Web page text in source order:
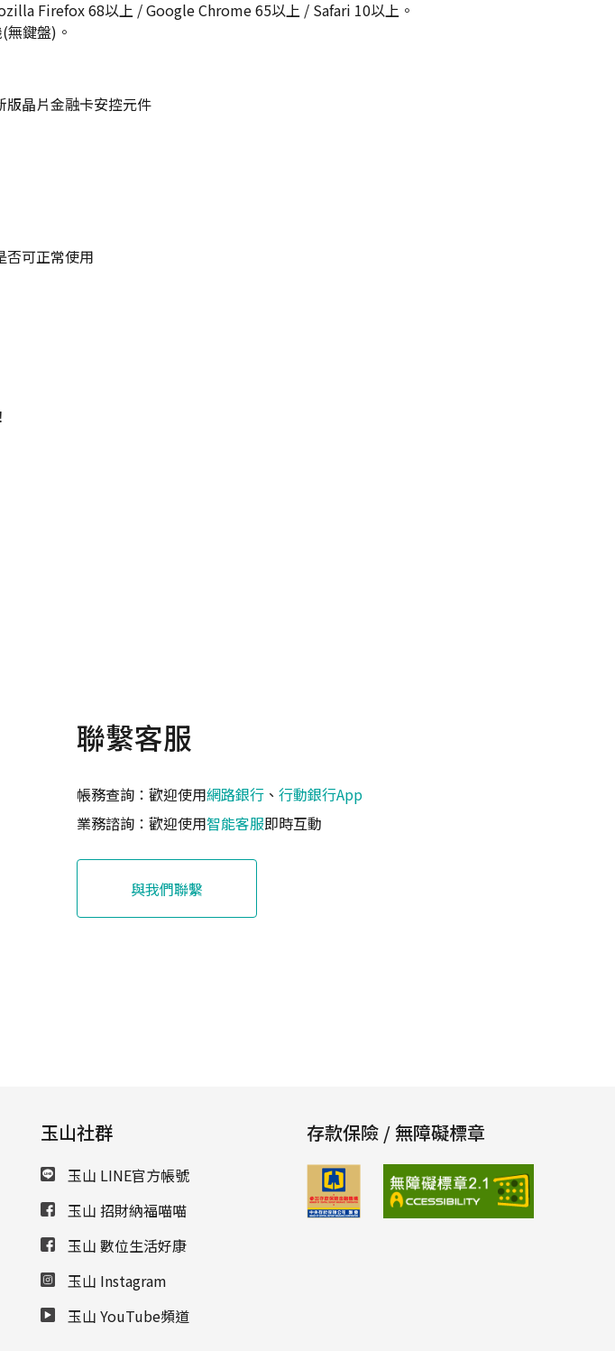
Firefox 68以上 / Google Chrome 65以上 / Safari 10以上。
無鍵盤)。
版晶片金融卡安控元件
否可正常使用
聯繫客服
帳務查詢：歡迎使用網路銀行 、 行動銀行App
業務諮詢：歡迎使用智能客服即時互動
與我們聯繫
玉山社群
玉山 LINE官方帳號
玉山 招財納福喵喵
玉山 數位生活好康
玉山 Instagram
玉山 YouTube頻道
存款保險 / 無障礙標章